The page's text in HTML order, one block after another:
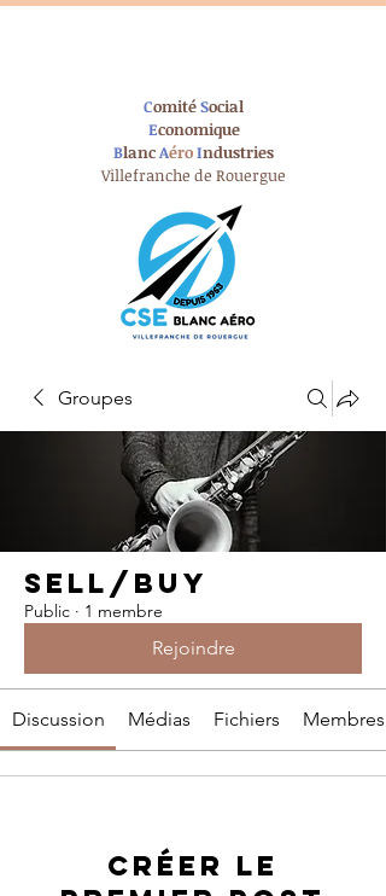
ComitéSocial
Economique
BlancAéroIndustries
Villefranche de Rouergue
Groupes
SELL/BUY
Public · 1 membre
Rejoindre
Discussion Médias Fichiers Membres
Créer le